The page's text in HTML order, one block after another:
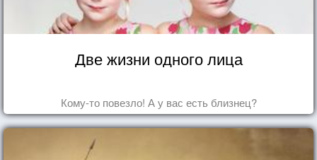
Две жизни одного лица
Кому-то повезло! А у вас есть близнец?